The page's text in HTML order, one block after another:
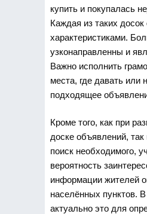
купить и покупалась
Каждая из таких
характеристиками.
узконаправленны и
Важно исполнить
места, где давать или
подходящее
Кроме того, как при
доске объявлений,
поиск необходимого,
вероятность
информации жителей
населённых пунктов.
актуально это для